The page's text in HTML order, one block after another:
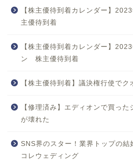
【株主優待到着カレンダー】
主優待到着
【株主優待到着カレンダー】
ン 株主優待到着
【株主優待到着】議決権行使で
【修理済み】エディオンで買っ
が壊れた
SNS界のスター！業界トップの結
コレウェディング